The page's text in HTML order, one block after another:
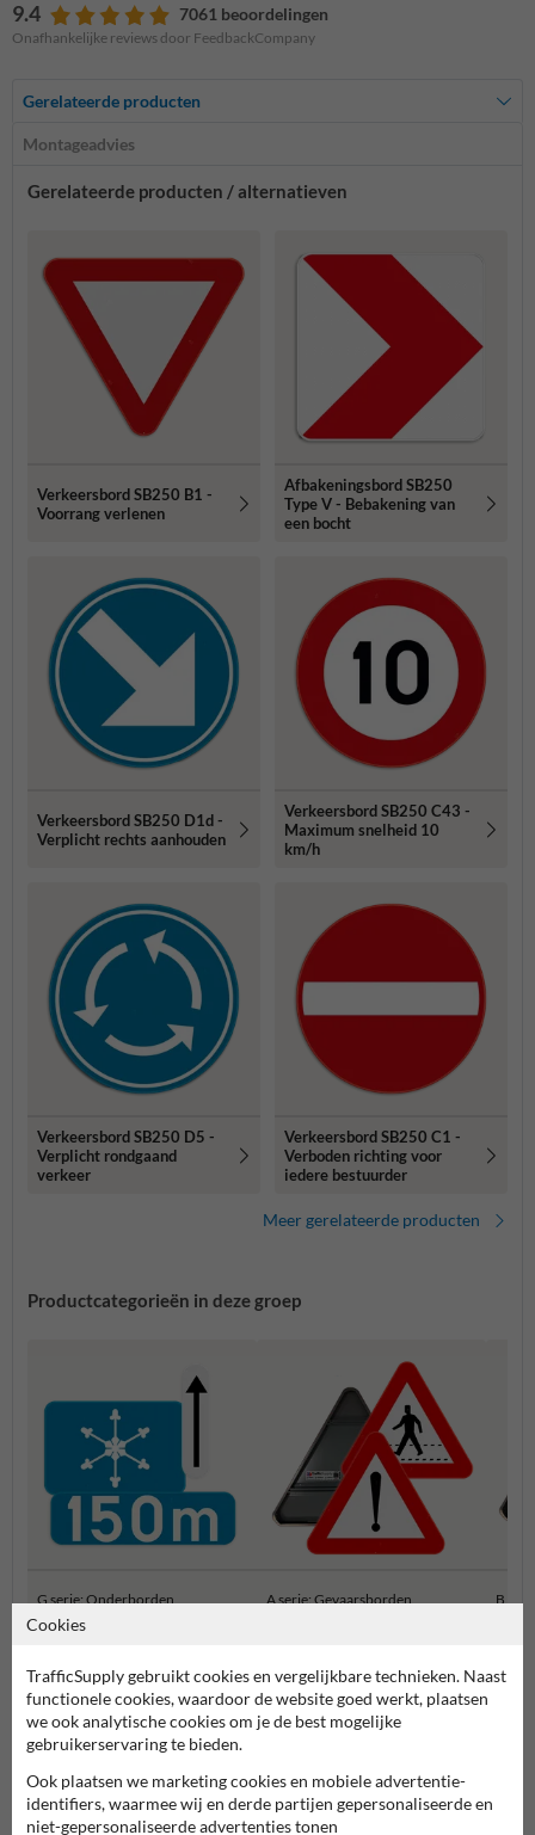
9.4 7061 beoordelingen
Onafhankelijke reviews door FeedbackCompany
Gerelateerde producten
Montageadvies
Gerelateerde producten / alternatieven
Verkeersbord SB250 B1 -
Voorrang verlenen
Afbakeningsbord SB250
Type V - Bebakening van
een bocht
Verkeersbord SB250 D1d -
Verplicht rechts aanhouden
Verkeersbord SB250 C43 -
Maximum snelheid 10
km/h
Verkeersbord SB250 D5 -
Verplicht rondgaand
verkeer
Verkeersbord SB250 C1 -
Verboden richting voor
iedere bestuurder
Meer gerelateerde producten
Productcategorieën in deze groep
G serie: Onderborden A serie: Gevaarsborden B
Belgische Verkeersborden
Cookies
TrafficSupply gebruikt cookies en vergelijkbare technieken. Naast
functionele cookies, waardoor de website goed werkt, plaatsen
we ook analytische cookies om je de best mogelijke
gebruikerservaring te bieden.
Ook plaatsen we marketing cookies en mobiele advertentie-
identifiers, waarmee wij en derde partijen gepersonaliseerde en
niet-gepersonaliseerde advertenties tonen